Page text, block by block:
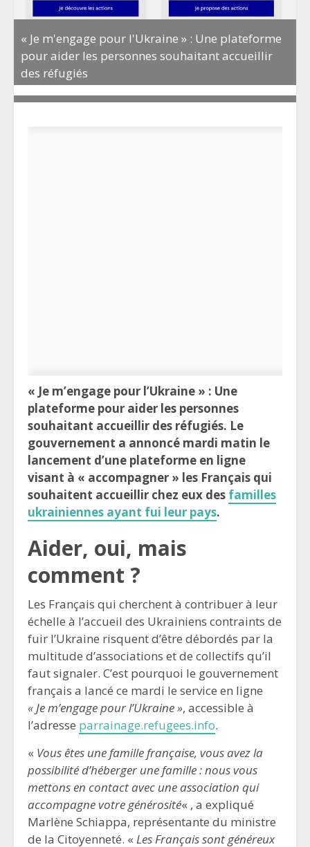
« Je m'engage pour l'Ukraine » : Une plateforme
pour aider les personnes souhaitant accueillir
des réfugiés
« Je m’engage pour l’Ukraine » : Une
plateforme pour aider les personnes
souhaitant accueillir des réfugiés. Le
gouvernement a annoncé mardi matin le
lancement d’une plateforme en ligne
visant à « accompagner » les Français qui
souhaitent accueillir chez eux des familles
ukrainiennes ayant fui leur pays.
Aider, oui, mais
comment ?
Les Français qui cherchent à contribuer à leur
échelle à l’accueil des Ukrainiens contraints de
fuir l’Ukraine risquent d’être débordés par la
multitude d’associations et de collectifs qu’il
faut signaler. C’est pourquoi le gouvernement
français a lancé ce mardi le service en ligne
« Je m’engage pour l’Ukraine », accessible à
l’adresse parrainage.refugees.info.
« Vous êtes une famille française, vous avez la
possibilité d’héberger une famille : nous vous
mettons en contact avec une association qui
accompagne votre générosité« , a expliqué
Marlène Schiappa, représentante du ministre
de la Citoyenneté. « Les Français sont généreux